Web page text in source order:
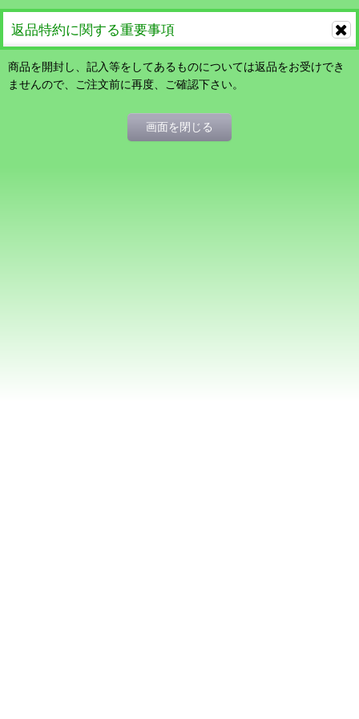
返品特約に関する重要事項
商品を開封し、記入等をしてあるものについては返品をお受けでき
ませんので、ご注文前に再度、ご確認下さい。
画面を閉じる